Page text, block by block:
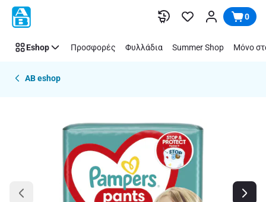
Παράλειψη 0
Eshop Προσφορές Φυλλάδια Summer Shop Μόνο
AB eshop